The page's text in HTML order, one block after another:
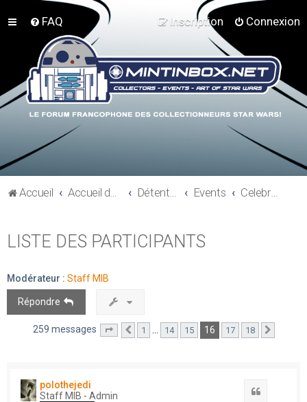
FAQ Connexion
Inscription
Accueil Accueil du forum Détente et communauté Mint In Box Events Celebration V - Orlando 2010
LISTE DES PARTICIPANTS
Modérateur : Staff MIB
Répondre
259 messages Page 16 sur 18
Précédent
1 … 14 15 16 17 18
polothejedi
Staff MIB - Admin